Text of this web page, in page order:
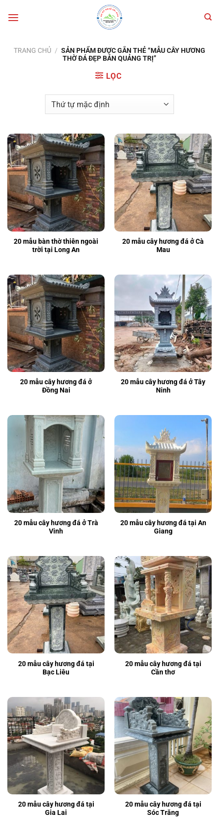
qua
TRANG CHỦ / SẢN PHẨM ĐƯỢC GẮN THẺ “MẪU CÂY HƯƠNG
THỜ ĐÁ ĐẸP BÁN QUẢNG TRỊ”
LỌC
20 mẫu bàn thờ thiên ngoài
trời tại Long An
20 mẫu cây hương đá ở Cà
Mau
20 mẫu cây hương đá ở
Đồng Nai
20 mẫu cây hương đá ở Tây
Ninh
20 mẫu cây hương đá ở Trà
Vinh
20 mẫu cây hương đá tại An
Giang
20 mẫu cây hương đá tại
Bạc Liêu
20 mẫu cây hương đá tại
Cần thơ
20 mẫu cây hương đá tại
Gia Lai
20 mẫu cây hương đá tại
Sóc Trăng